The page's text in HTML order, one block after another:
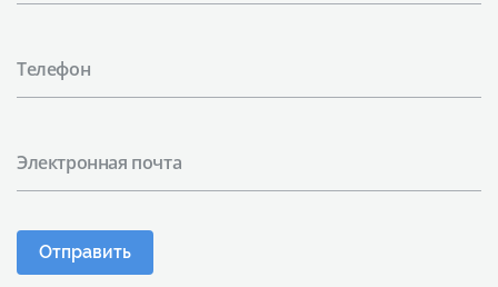
Телефон
Электронная почта
Отправить